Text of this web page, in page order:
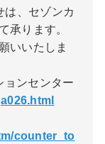
は、セゾンカ
承ります。
いいたしま
ョンセンター
counter_to